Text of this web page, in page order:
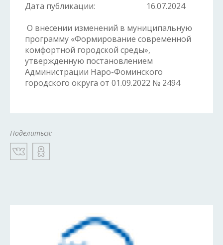
Дата публикации:
16.07.2024
О внесении изменений в муниципальную
программу «Формирование современной
комфортной городской среды»,
утвержденную постановлением
Администрации Наро-Фоминского
городского округа от 01.09.2022 № 2494
Поделиться: